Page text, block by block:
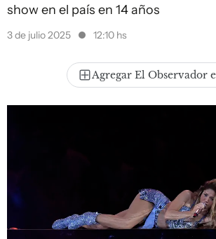
show en el país en 14 años
3 de julio 2025 12:10 hs
Agregar El Observador